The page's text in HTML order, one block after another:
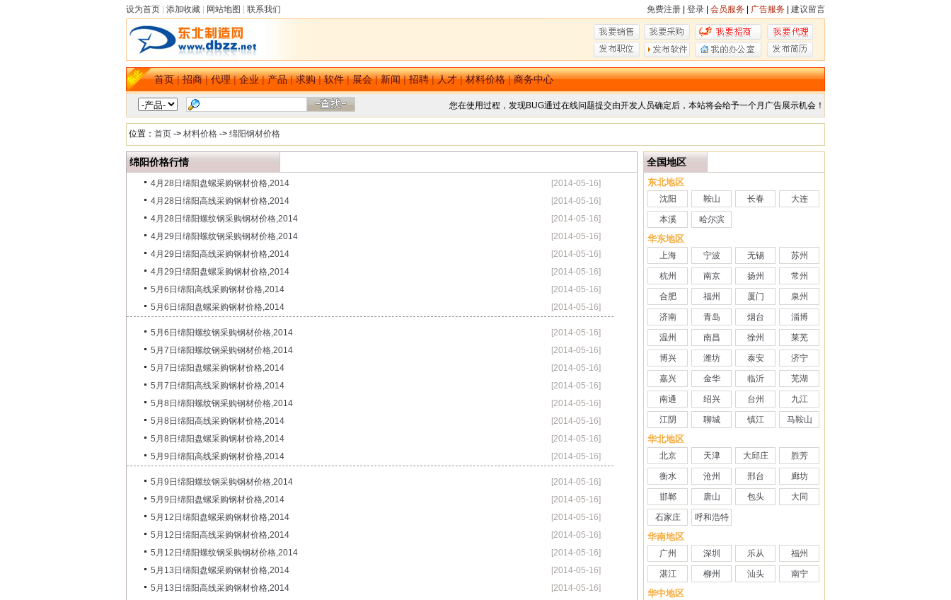
设为首页 添加收藏 网站地图 联系我们 免费注册 登录 会员服务 广告服务 建议留言
首页|招商|代理|企业|产品|求购|软件|展会|新闻|招聘|人才|材料价格|商务中心
您在使用过程，发现BUG通过在线问题提交由开发人员确定后，本站将会给予一个月广告展示机会！
位置： 首页 -> 材料价格 -> 绵阳钢材价格
绵阳价格行情
4月28日绵阳盘螺采购钢材价格,2014
[2014-05-16]
4月28日绵阳高线采购钢材价格,2014
[2014-05-16]
4月28日绵阳螺纹钢采购钢材价格,2014
[2014-05-16]
4月29日绵阳螺纹钢采购钢材价格,2014
[2014-05-16]
4月29日绵阳高线采购钢材价格,2014
[2014-05-16]
4月29日绵阳盘螺采购钢材价格,2014
[2014-05-16]
5月6日绵阳高线采购钢材价格,2014
[2014-05-16]
5月6日绵阳盘螺采购钢材价格,2014
[2014-05-16]
5月6日绵阳螺纹钢采购钢材价格,2014
[2014-05-16]
5月7日绵阳螺纹钢采购钢材价格,2014
[2014-05-16]
5月7日绵阳盘螺采购钢材价格,2014
[2014-05-16]
5月7日绵阳高线采购钢材价格,2014
[2014-05-16]
5月8日绵阳螺纹钢采购钢材价格,2014
[2014-05-16]
5月8日绵阳高线采购钢材价格,2014
[2014-05-16]
5月8日绵阳盘螺采购钢材价格,2014
[2014-05-16]
5月9日绵阳高线采购钢材价格,2014
[2014-05-16]
5月9日绵阳螺纹钢采购钢材价格,2014
[2014-05-16]
5月9日绵阳盘螺采购钢材价格,2014
[2014-05-16]
5月12日绵阳盘螺采购钢材价格,2014
[2014-05-16]
5月12日绵阳高线采购钢材价格,2014
[2014-05-16]
5月12日绵阳螺纹钢采购钢材价格,2014
[2014-05-16]
5月13日绵阳盘螺采购钢材价格,2014
[2014-05-16]
5月13日绵阳高线采购钢材价格,2014
[2014-05-16]
全国地区
东北地区
沈阳 鞍山 长春 大连
本溪 哈尔滨
华东地区
上海 宁波 无锡 苏州
杭州 南京 扬州 常州
合肥 福州 厦门 泉州
济南 青岛 烟台 淄博
温州 南昌 徐州 莱芜
博兴 潍坊 泰安 济宁
嘉兴 金华 临沂 芜湖
南通 绍兴 台州 九江
江阴 聊城 镇江 马鞍山
华北地区
北京 天津 大邱庄 胜芳
衡水 沧州 邢台 廊坊
邯郸 唐山 包头 大同
石家庄 呼和浩特
华南地区
广州 深圳 乐从 福州
湛江 柳州 汕头 南宁
华中地区